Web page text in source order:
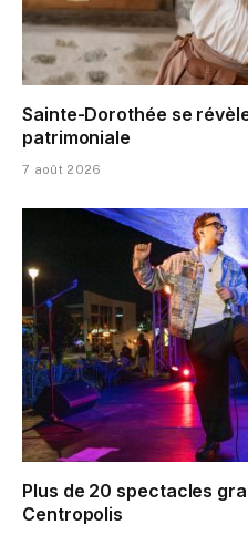
Sainte-Dorothée se
patrimoniale
7 août 2026
Plus de 20 spectacles
Centropolis